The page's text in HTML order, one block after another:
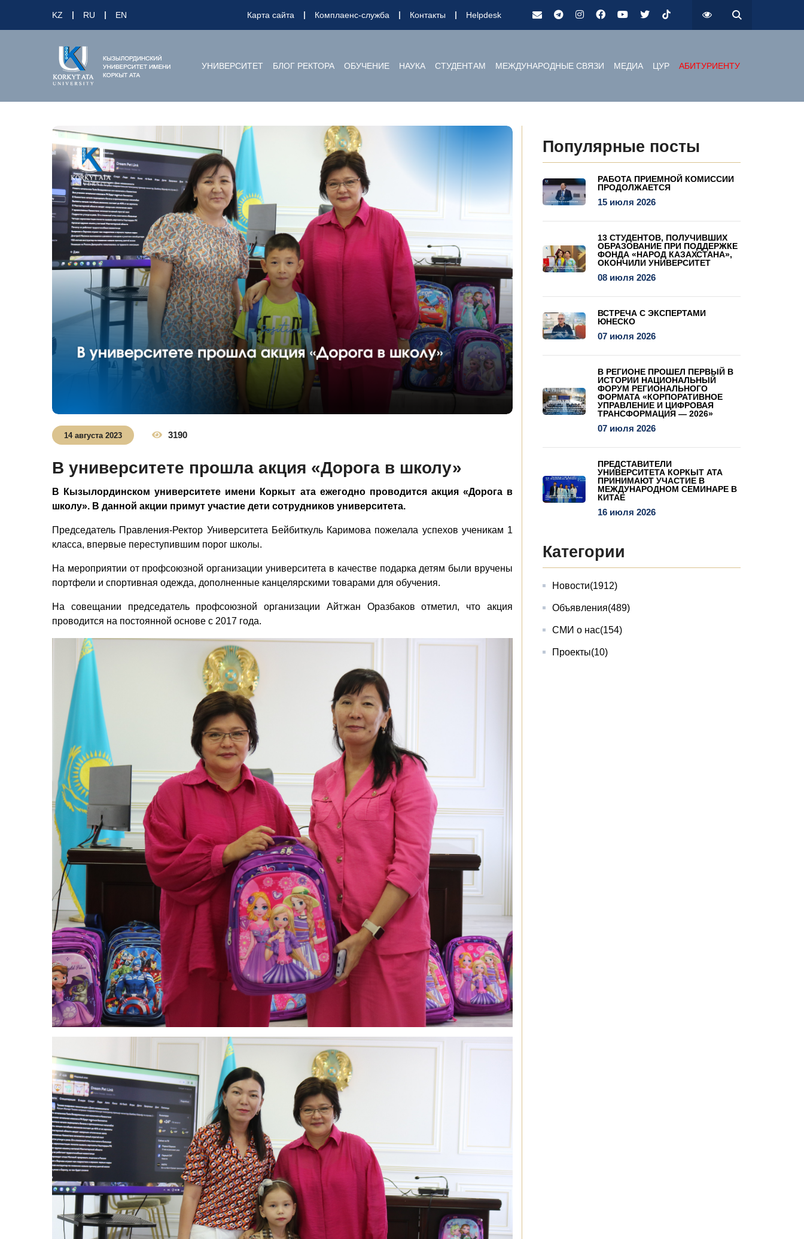
KZ RU EN Карта сайта Комплаенс-служба Контакты Helpdesk
УНИВЕРСИТЕТ БЛОГ РЕКТОРА ОБУЧЕНИЕ НАУКА СТУДЕНТАМ МЕЖДУНАРОДНЫЕ СВЯЗИ МЕДИА ЦУР АБИТУРИЕНТУ
14 августа 2023 3190
В университете прошла акция «Дорога в школу»
В Кызылординском университете имени Коркыт ата ежегодно проводится акция «Дорога в
школу». В данной акции примут участие дети сотрудников университета.
Председатель Правления-Ректор Университета Бейбиткуль Каримова пожелала успехов ученикам 1
класса, впервые переступившим порог школы.
На мероприятии от профсоюзной организации университета в качестве подарка детям были вручены
портфели и спортивная одежда, дополненные канцелярскими товарами для обучения.
На совещании председатель профсоюзной организации Айтжан Оразбаков отметил, что акция
проводится на постоянной основе с 2017 года.
Популярные посты
РАБОТА ПРИЕМНОЙ КОМИССИИ
ПРОДОЛЖАЕТСЯ
15 июля 2026
13 СТУДЕНТОВ, ПОЛУЧИВШИХ
ОБРАЗОВАНИЕ ПРИ ПОДДЕРЖКЕ
ФОНДА «НАРОД КАЗАХСТАНА»,
ОКОНЧИЛИ УНИВЕРСИТЕТ
08 июля 2026
ВСТРЕЧА С ЭКСПЕРТАМИ
ЮНЕСКО
07 июля 2026
В РЕГИОНЕ ПРОШЕЛ ПЕРВЫЙ В
ИСТОРИИ НАЦИОНАЛЬНЫЙ
ФОРУМ РЕГИОНАЛЬНОГО
ФОРМАТА «КОРПОРАТИВНОЕ
УПРАВЛЕНИЕ И ЦИФРОВАЯ
ТРАНСФОРМАЦИЯ — 2026»
07 июля 2026
ПРЕДСТАВИТЕЛИ
УНИВЕРСИТЕТА КОРКЫТ АТА
ПРИНИМАЮТ УЧАСТИЕ В
МЕЖДУНАРОДНОМ СЕМИНАРЕ В
КИТАЕ
16 июля 2026
Категории
Новости(1912)
Объявления(489)
СМИ о нас(154)
Проекты(10)